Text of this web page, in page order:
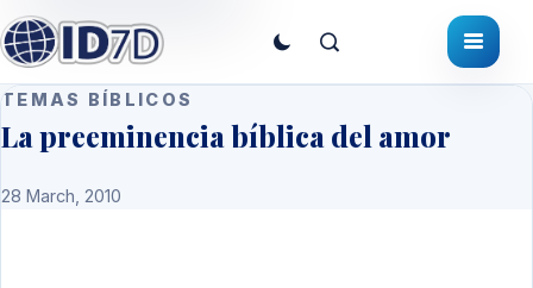
TEMAS BÍBLICOS
La preeminencia bíblica del amor
28 March, 2010